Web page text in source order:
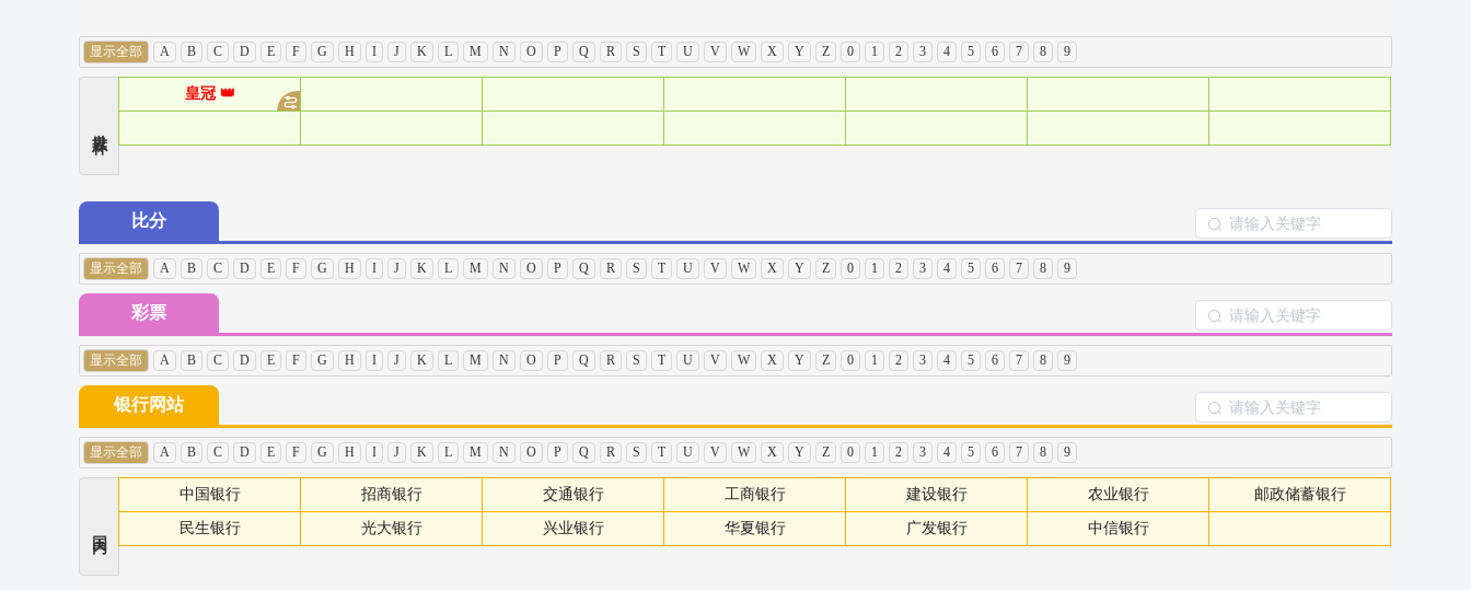
显示全部 A B C D E F G H I J K L M N O P Q R S T U V W X Y Z 0 1 2 3 4 5 6 7 8 9
皇冠 👑
比分
显示全部 A B C D E F G H I J K L M N O P Q R S T U V W X Y Z 0 1 2 3 4 5 6 7 8 9
彩票
显示全部 A B C D E F G H I J K L M N O P Q R S T U V W X Y Z 0 1 2 3 4 5 6 7 8 9
银行网站
显示全部 A B C D E F G H I J K L M N O P Q R S T U V W X Y Z 0 1 2 3 4 5 6 7 8 9
中国银行 招商银行 交通银行 工商银行 建设银行 农业银行 邮政储蓄银行
民生银行 光大银行 兴业银行 华夏银行 广发银行 中信银行